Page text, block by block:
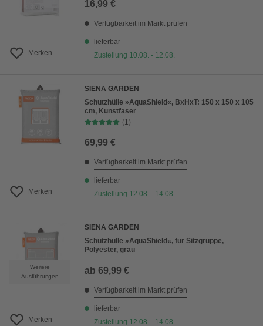
Merken
16,99 €
Verfügbarkeit im Markt prüfen
lieferbar
Zustellung 10.08. - 12.08.
Merken
SIENA GARDEN
Schutzhülle »AquaShield«, BxHxT: 150 x 150 x 105
cm, Kunstfaser
(1)
69,99 €
Verfügbarkeit im Markt prüfen
lieferbar
Zustellung 12.08. - 14.08.
Weitere
Ausführungen
Merken
SIENA GARDEN
Schutzhülle »AquaShield«, für Sitzgruppe,
Polyester, grau
ab 69,99 €
Verfügbarkeit im Markt prüfen
lieferbar
Zustellung 12.08. - 14.08.